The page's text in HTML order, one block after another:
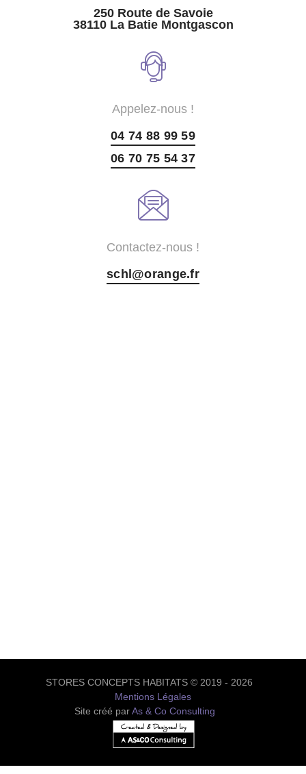
250 Route de Savoie
38110 La Batie Montgascon
Appelez-nous !
04 74 88 99 59
06 70 75 54 37
Contactez-nous !
schl@orange.fr
STORES CONCEPTS HABITATS © 2019 - 2026
Mentions Légales
Site créé parAs & Co Consulting